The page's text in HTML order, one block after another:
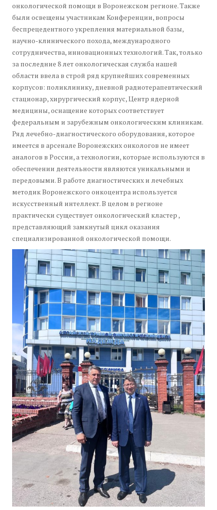
онкологической помощи в Воронежском регионе. Также
были освещены участникам Конференции, вопросы
беспрецедентного укрепления материальной базы,
научно-клинического похода, международного
сотрудничества, инновационных технологий. Так, только
за последние 8 лет онкологическая служба нашей
области ввела в строй ряд крупнейших современных
корпусов: поликлинику, дневной радиотерапевтический
стационар, хирургический корпус, Центр ядерной
медицины, оснащение которых соответствует
федеральным и зарубежным онкологическим клиникам.
Ряд лечебно-диагностического оборудования, которое
имеется в арсенале Воронежских онкологов не имеет
аналогов в России, а технологии, которые используются в
обеспечении деятельности являются уникальными и
передовыми. В работе диагностических и лечебных
методик Воронежского онкоцентра используется
искусственный интеллект. В целом в регионе
практически существует онкологический кластер ,
представляющий замкнутый цикл оказания
специализированной онкологической помощи.